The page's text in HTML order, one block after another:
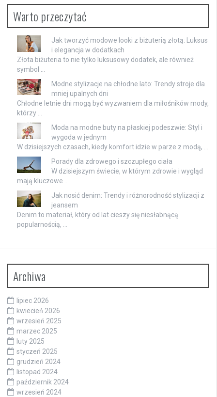
Warto przeczytać
Jak tworzyć modowe looki z biżuterią złotą: Luksus
i elegancja w dodatkach
Złota biżuteria to nie tylko luksusowy dodatek, ale również
symbol …
Modne stylizacje na chłodne lato: Trendy stroje dla
mniej upalnych dni
Chłodne letnie dni mogą być wyzwaniem dla miłośników mody,
którzy …
Moda na modne buty na płaskiej podeszwie: Styl i
wygoda w jednym
W dzisiejszych czasach, kiedy komfort idzie w parze z modą, …
Porady dla zdrowego i szczupłego ciała
W dzisiejszym świecie, w którym zdrowie i wygląd
mają kluczowe …
Jak nosić denim: Trendy i różnorodność stylizacji z
jeansem
Denim to materiał, który od lat cieszy się niesłabnącą
popularnością, …
Archiwa
lipiec 2026
kwiecień 2026
wrzesień 2025
marzec 2025
luty 2025
styczeń 2025
grudzień 2024
listopad 2024
październik 2024
wrzesień 2024